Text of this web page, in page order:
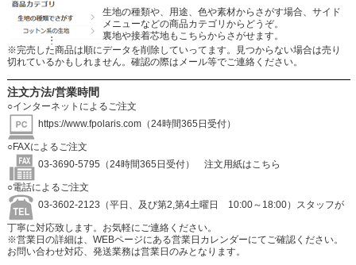
生地の種類や、用途、色や素材からさがす場合、サイド
メニューなどの商品カテゴリからどうぞ。
裏地や接着芯地もこちらからさがせます。
※完売した商品は順にデータを削除していってます。見つからない場合は売り
切れているかもしれません。確認の際はメール等でご連絡ください。
注文方法/営業時間
○インターネットによるご注文
https://www.fpolaris.com（24時間365日受付）
○FAXによるご注文
03-3690-5795（24時間365日受付）
注文用紙はこちら
○電話によるご注文
03-3602-2123（平日、及び第2,第4土曜日 10:00～18:00）スタッフが
丁寧に対応致します。お気軽にご連絡ください。
※営業日の詳細は、WEBページにある営業日カレンダーにてご確認ください。
お問い合わせ対応、発送業務は営業日のみとなります。